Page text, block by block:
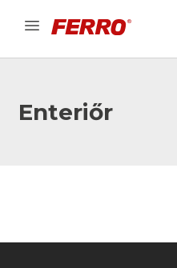
Enteriőr